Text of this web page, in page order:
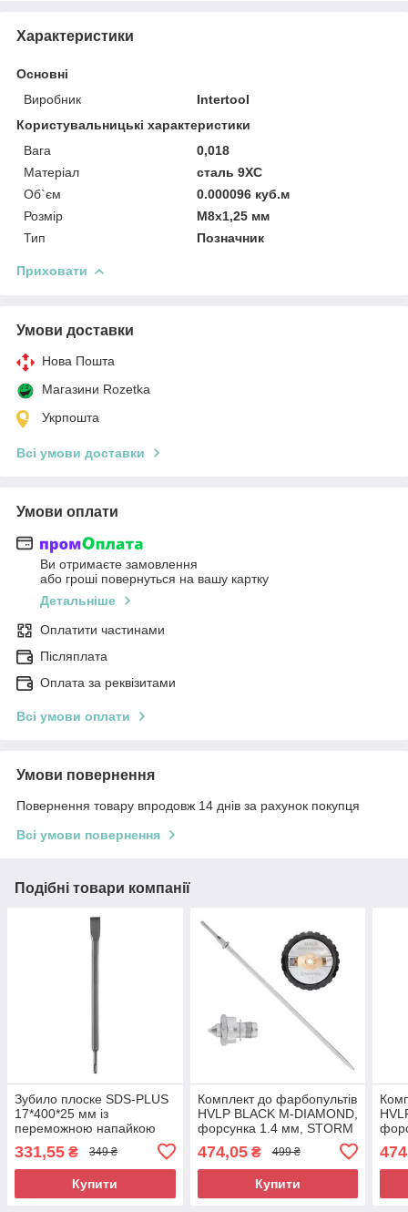
Характеристики
Основні
Виробник
Intertool
Користувальницькі характеристики
Вага
0,018
Матеріал
сталь 9XC
Об`єм
0.000096 куб.м
Розмір
М8х1,25 мм
Тип
Позначник
Приховати
Умови доставки
Нова Пошта
Магазини Rozetka
Укрпошта
Всі умови доставки
Умови оплати
Ви отримаєте замовлення
або гроші повернуться на вашу картку
Детальніше
Оплатити частинами
Післяплата
Оплата за реквізитами
Всі умови оплати
Умови повернення
Повернення товару впродовж 14 днів за рахунок покупця
Всі умови повернення
Подібні товари компанії
Зубило плоске SDS-PLUS
17*400*25 мм із
переможною напайкою
331,55 ₴ 349 ₴
Купити
Комплект до фарбопультів
HVLP BLACK M-DIAMOND,
форсунка 1.4 мм, STORM
474,05₴ 499 ₴
Купити